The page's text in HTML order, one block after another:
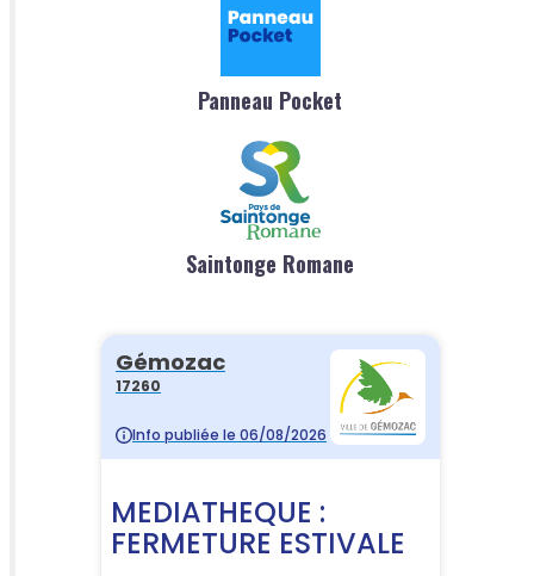
Panneau Pocket
Saintonge Romane